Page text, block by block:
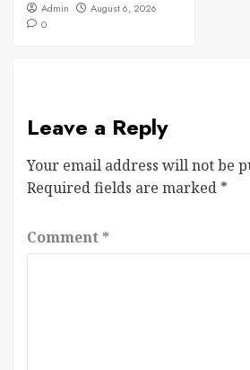
Admin
August 6, 2026
0
Leave a Reply
Your email address will not be
Required fields are marked *
Comment *